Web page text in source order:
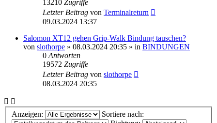
13210 Zugriffe
Letzter Beitrag von Terminalreturn
09.03.2024 13:37
Salomon XT12 gehen Grip-Walk Bindung tauschen?
von slothorpe » 08.03.2024 20:35 » in BINDUNGEN
0 Antworten
19572 Zugriffe
Letzter Beitrag von slothorpe
08.03.2024 20:35
Anzeigen:
Sortiere nach: